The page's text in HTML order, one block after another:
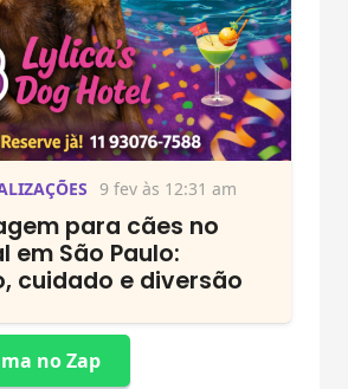
9 fev às 12:31 am
para cães no
em São Paulo:
cuidado e diversão
no Zap